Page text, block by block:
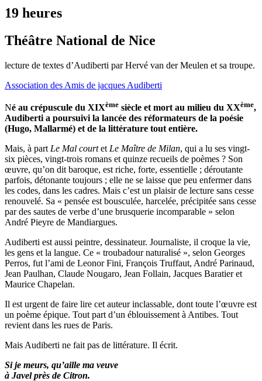
19 heures
Théâtre National de Nice
lecture de textes d’Audiberti par Hervé van der Meulen et sa troupe.
Association des Amis de jacques Audiberti
Né au crépuscule du XIXème siècle et mort au milieu du XXème,
Audiberti a poursuivi la lancée des réformateurs de la poésie
(Hugo, Mallarmé) et de la littérature tout entière.
Mais, à part Le Mal courtet Le Maître de Milan, qui a lu ses vingt-
six pièces, vingt-trois romans et quinze recueils de poèmes ? Son
œuvre, qu’on dit baroque, est riche, forte, essentielle ; déroutante
parfois, détonante toujours ; elle ne se laisse que peu enfermer dans
les codes, dans les cadres. Mais c’est un plaisir de lecture sans cesse
renouvelé. Sa « pensée est bousculée, harcelée, précipitée sans cesse
par des sautes de verbe d’une brusquerie incomparable » selon
André Pieyre de Mandiargues.
Audiberti est aussi peintre, dessinateur. Journaliste, il croque la vie,
les gens et la langue. Ce « troubadour naturalisé », selon Georges
Perros, fut l’ami de Leonor Fini, François Truffaut, André Parinaud,
Jean Paulhan, Claude Nougaro, Jean Follain, Jacques Baratier et
Maurice Chapelan.
Il est urgent de faire lire cet auteur inclassable, dont toute l’œuvre est
un poème épique. Tout part d’un éblouissement à Antibes. Tout
revient dans les rues de Paris.
Mais Audiberti ne fait pas de littérature. Il écrit.
Si je meurs, qu’aille ma veuve
à Javel près de Citron.